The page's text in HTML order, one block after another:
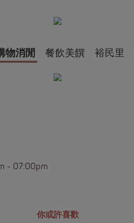
物消閒 餐飲美饌 裕民里
- 07:00pm
你或許喜歡